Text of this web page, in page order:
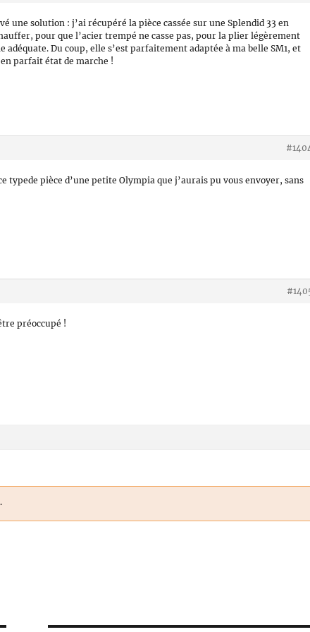
une solution : j’ai récupéré la pièce cassée sur une Splendid 33 en
pour que l’acier trempé ne casse pas, pour la plier légèrement
adéquate. Du coup, elle s’est parfaitement adaptée à ma belle SM1, et
parfait état de marche !
typede pièce d’une petite Olympia que j’aurais pu vous envoyer, sans
préoccupé !